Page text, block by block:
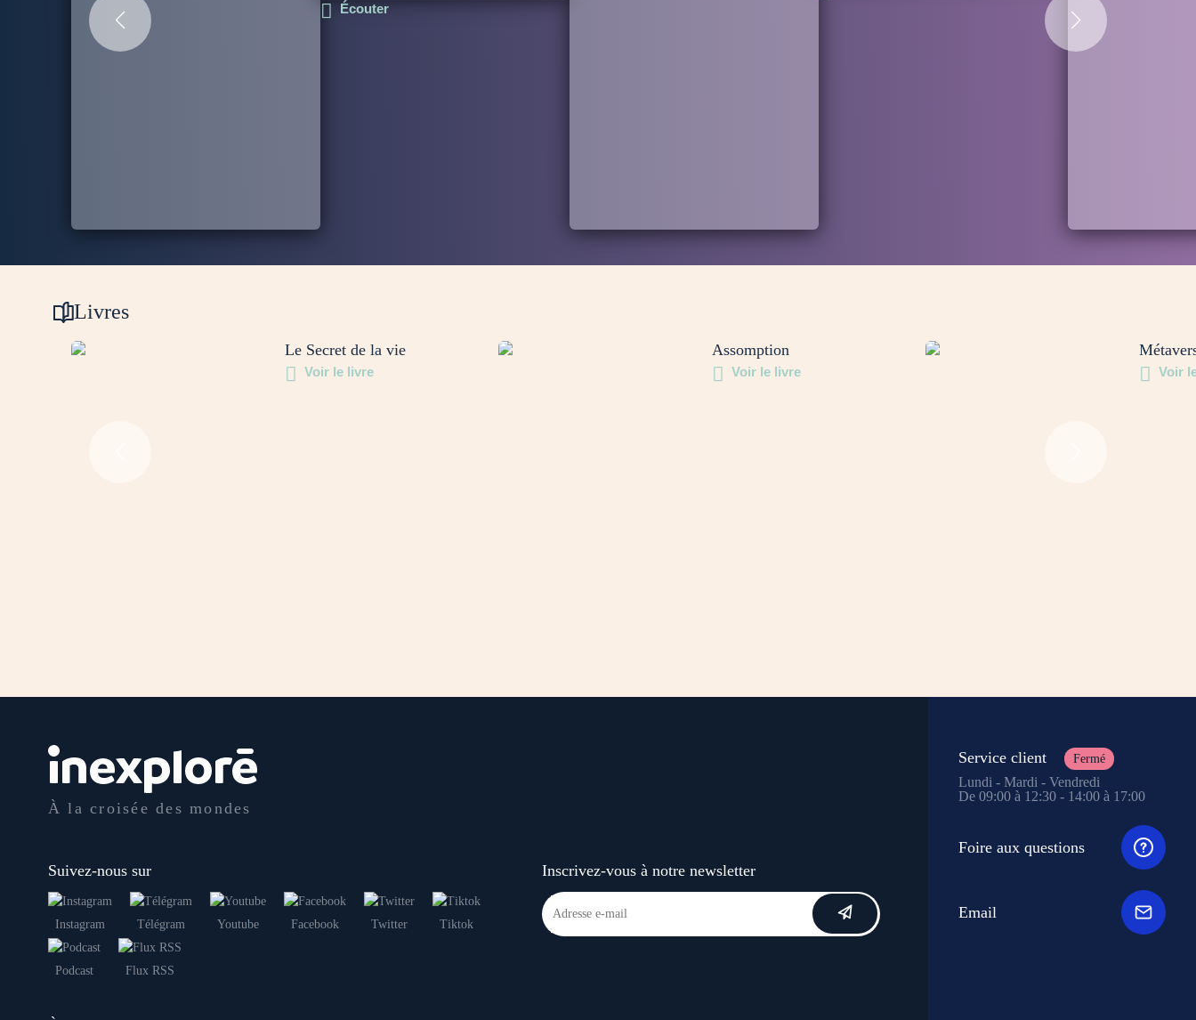
Écouter
Livres
Le Secret de la vie
Voir le livre
Assomption
Voir le livre Voir
À la croisée des mondes
Suivez-nous sur
Instagram Télégram Youtube Facebook Twitter Tiktok
Podcast Flux RSS
Inscrivez-vous à notre newsletter
Service client Fermé
Lundi - Mardi - Vendredi
De 09:00 à 12:30 - 14:00 à 17:00
Foire aux questions
Email